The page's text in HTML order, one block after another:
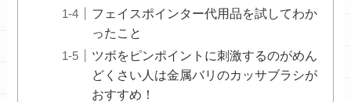
フェイスポインター代用品を試してわか
ったこと
ツボをピンポイントに刺激するのがめん
どくさい人は金属バリのカッサブラシが
おすすめ！